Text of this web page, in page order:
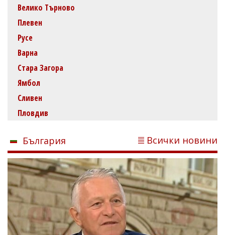
Велико Търново
Плевен
Русе
Варна
Стара Загора
Ямбол
Сливен
Пловдив
България Всички новини